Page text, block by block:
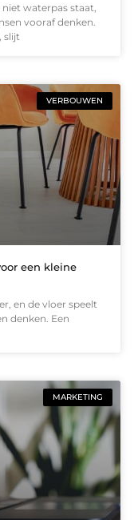
waterpas staat,
vooraf denken.
slijt
VERBOUWEN
een kleine
en de vloer speelt
denken. Een
MARKETING